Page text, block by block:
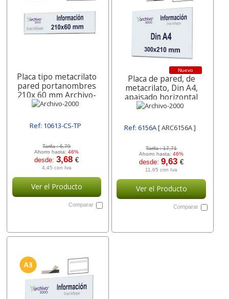
Placa tipo metacrilato
pared portanombres
210x 60 mm Archivo-
2000
Ref: 10613-CS-TP
Tarifa :6,79
Ahorro hasta:46%
desde:3,68€
4,45 con Iva
Ver el Producto
Comparar
Nuevo
Placa de pared, de
metacrilato, Din A4,
apaisado horizontal
Archivo-2000
Ref: 6156A[ ARC6156A ]
Tarifa :17,71
Ahorro hasta:46%
desde:9,63€
11,65 con Iva
Ver el Producto
Comparar